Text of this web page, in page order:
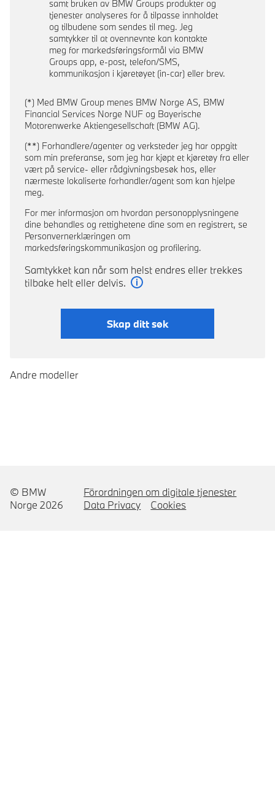
samt bruken av BMW Groups produkter og
tjenester analyseres for å tilpasse innholdet
og tilbudene som sendes til meg. Jeg
samtykker til at ovennevnte kan kontakte
meg for markedsføringsformål via BMW
Groups app, e-post, telefon/SMS,
kommunikasjon i kjøretøyet (in-car) eller brev.
(*) Med BMW Group menes BMW Norge AS, BMW
Financial Services Norge NUF og Bayerische
Motorenwerke Aktiengesellschaft (BMW AG).
(**) Forhandlere/agenter og verksteder jeg har oppgitt
som min preferanse, som jeg har kjøpt et kjøretøy fra eller
vært på service- eller rådgivningsbesøk hos, eller
nærmeste lokaliserte forhandler/agent som kan hjelpe
meg.
For mer informasjon om hvordan personopplysningene
dine behandles og rettighetene dine som en registrert, se
Personvernerklæringen om
markedsføringskommunikasjon og profilering.
Samtykket kan når som helst endres eller trekkes
tilbake helt eller delvis.
Skap ditt søk
Andre modeller
© BMW
Norge 2026
Förordningen om digitale tjenester
Data Privacy
Cookies